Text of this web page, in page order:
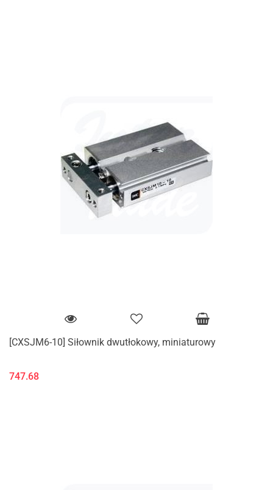
[CXSJM6-10] Siłownik dwutłokowy, miniaturowy
747.68